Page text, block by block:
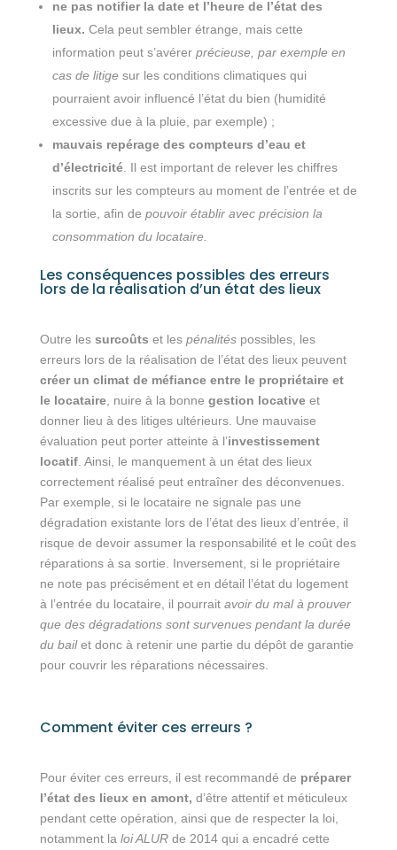
ne pas notifier la date et l’heure de l’état des
lieux. Cela peut sembler étrange, mais cette
information peut s’avérerprécieuse, par exemple en
cas de litigesur les conditions climatiques qui
pourraient avoir influencé l’état du bien (humidité
excessive due à la pluie, par exemple) ;
mauvais repérage des compteurs d’eau et
d’électricité. Il est important de relever les chiffres
inscrits sur les compteurs au moment de l’entrée et de
la sortie, afin de pouvoir établir avec précision la
consommation du locataire.
Les conséquences possibles des erreurs
lors de la réalisation d’un état des lieux
Outre les surcoûts et les pénalitéspossibles, les
erreurs lors de la réalisation de l’état des lieux peuvent
créer un climat de méfiance entre le propriétaire et
le locataire, nuire à la bonne gestion locativeet
donner lieu à des litiges ultérieurs. Une mauvaise
évaluation peut porter atteinte à l’investissement
locatif. Ainsi, le manquement à un état des lieux
correctement réalisé peut entraîner des déconvenues.
Par exemple, si le locataire ne signale pas une
dégradation existante lors de l’état des lieux d’entrée, il
risque de devoir assumer la responsabilité et le coût des
réparations à sa sortie. Inversement, si le propriétaire
ne note pas précisément et en détail l’état du logement
à l’entrée du locataire, il pourraitavoir du mal à prouver
que des dégradations sont survenues pendant la durée
du bailet donc à retenir une partie du dépôt de garantie
pour couvrir les réparations nécessaires.
Comment éviter ces erreurs ?
Pour éviter ces erreurs, il est recommandé de préparer
l’état des lieux en amont, d’être attentif et méticuleux
pendant cette opération, ainsi que de respecter la loi,
notamment la loi ALURde 2014 qui a encadré cette